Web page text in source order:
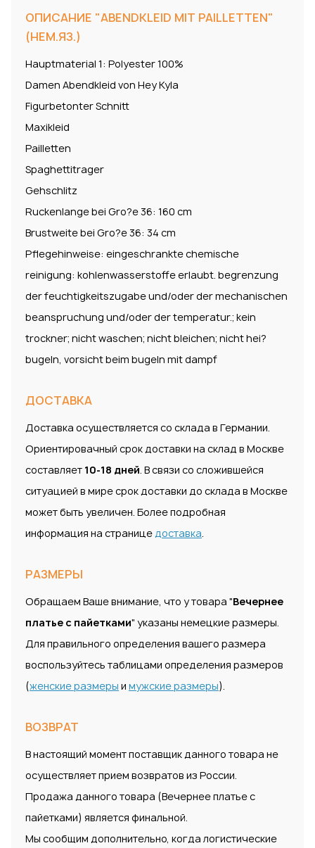
ОПИСАНИЕ "ABENDKLEID MIT PAILLETTEN"
(НЕМ.ЯЗ.)
Hauptmaterial 1: Polyester 100%
Damen Abendkleid von Hey Kyla
Figurbetonter Schnitt
Maxikleid
Pailletten
Spaghettitrager
Gehschlitz
Ruckenlange bei Gro?e 36: 160 cm
Brustweite bei Gro?e 36: 34 cm
Pflegehinweise: eingeschrankte chemische
reinigung: kohlenwasserstoffe erlaubt. begrenzung
der feuchtigkeitszugabe und/oder der mechanischen
beanspruchung und/oder der temperatur.; kein
trockner; nicht waschen; nicht bleichen; nicht hei?
bugeln, vorsicht beim bugeln mit dampf
ДОСТАВКА
Доставка осуществляется со склада в Германии.
Ориентировачный срок доставки на склад в Москве
составляет 10-18 дней. В связи со сложившейся
ситуацией в мире срок доставки до склада в Москве
может быть увеличен. Более подробная
информация на страницедоставка.
РАЗМЕРЫ
Обращаем Ваше внимание, что у товара "Вечернее
платье с пайетками" указаны немецкие размеры.
Для правильного определения вашего размера
воспользуйтесь таблицами определения размеров
(женские размеры и мужские размеры).
ВОЗВРАТ
В настоящий момент поставщик данного товара не
осуществляет прием возвратов из России.
Продажа данного товара (Вечернее платье с
пайетками) является финальной.
Мы сообщим дополнительно, когда логистические